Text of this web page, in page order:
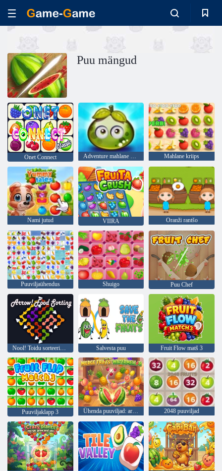
Puu mängud
Onet Connect Adventure mahlane marjad Mahlane kriips
Nami jutud VIIRA Oranži rantšo
Puuviljaühendus Shuigo Puu Chef
Nool! Toidu sorteerimine Salvesta puu Fruit Flow matš 3
Puuviljaklapp 3 Ühenda puuviljad: arbuus 2048 puuviljad